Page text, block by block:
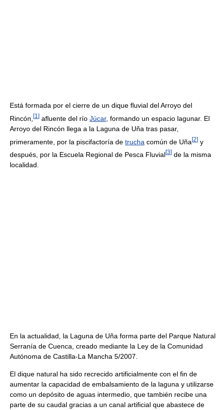
Está formada por el cierre de un dique fluvial del Arroyo del
Rincón, [1 ] afluente del río Júcar, formando un espacio lagunar. El
Arroyo del Rincón llega a la Laguna de Uña tras pasar,
primeramente, por la piscifactoría de trucha común de Uña[2] y
después, por la Escuela Regional de Pesca Fluvial[3] de la misma
localidad.
En la actualidad, la Laguna de Uña forma parte del Parque Natural
Serranía de Cuenca, creado mediante la Ley de la Comunidad
Autónoma de Castilla-La Mancha 5/2007.
El dique natural ha sido recrecido artificialmente con el fin de
aumentar la capacidad de embalsamiento de la laguna y utilizarse
como un depósito de aguas intermedio, que también recibe una
parte de su caudal gracias a un canal artificial que abastece de